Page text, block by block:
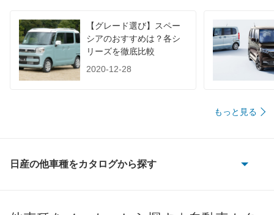
1015 - -
60km定地 - -
装備オプション 装備
【グレード選び】スペー
シアのおすすめは？各シ
リーズを徹底比較
2020-12-28
もっと見る
日産の他車種をカタログから探す
AD